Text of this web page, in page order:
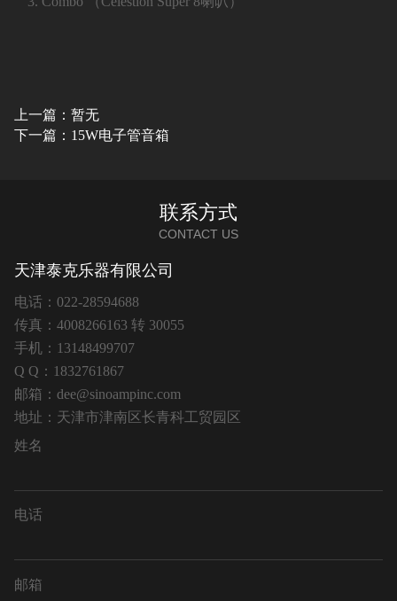
上一篇：暂无
下一篇：15W电子管音箱
联系方式
CONTACT US
天津泰克乐器有限公司
电话：022-28594688
传真：4008266163 转 30055
手机：13148499707
Q Q：1832761867
邮箱：dee@sinoampinc.com
地址：天津市津南区长青科工贸园区
姓名
电话
邮箱